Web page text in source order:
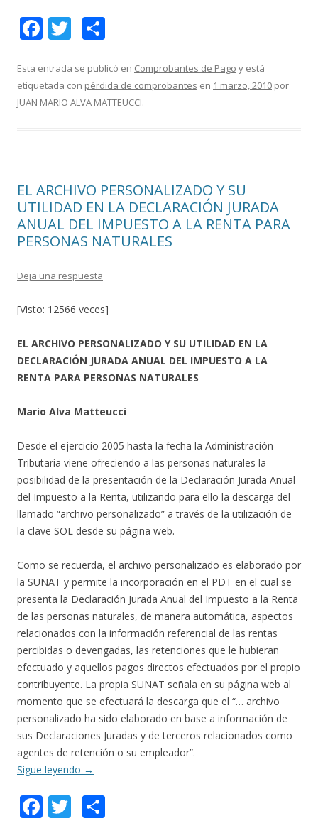
F
e
b
T
itt
er
m
p
Esta entrada se publicó en Comprobantes de Pago y está
etiquetada con pérdida de comprobantes en 1 marzo, 2010 por
JUAN MARIO ALVA MATTEUCCI.
EL ARCHIVO PERSONALIZADO Y SU
UTILIDAD EN LA DECLARACIÓN JURADA
ANUAL DEL IMPUESTO A LA RENTA PARA
PERSONAS NATURALES
Deja una respuesta
[Visto: 12566 veces]
EL ARCHIVO PERSONALIZADO Y SU UTILIDAD EN LA
DECLARACIÓN JURADA ANUAL DEL IMPUESTO A LA
RENTA PARA PERSONAS NATURALES
Mario Alva Matteucci
Desde el ejercicio 2005 hasta la fecha la Administración
Tributaria viene ofreciendo a las personas naturales la
posibilidad de la presentación de la Declaración Jurada Anual
del Impuesto a la Renta, utilizando para ello la descarga del
llamado “archivo personalizado” a través de la utilización de
la clave SOL desde su página web.
Como se recuerda, el archivo personalizado es elaborado por
la SUNAT y permite la incorporación en el PDT en el cual se
presenta la Declaración Jurada Anual del Impuesto a la Renta
de las personas naturales, de manera automática, aspectos
relacionados con la información referencial de las rentas
percibidas o devengadas, las retenciones que le hubieran
efectuado y aquellos pagos directos efectuados por el propio
contribuyente. La propia SUNAT señala en su página web al
momento que se efectuará la descarga que el “… archivo
personalizado ha sido elaborado en base a información de
sus Declaraciones Juradas y de terceros relacionados como
agentes de retención o su empleador”.
Sigue leyendo →
F T